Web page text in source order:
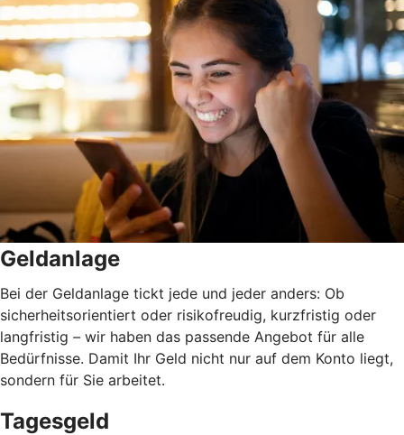
Geldanlage
Bei der Geldanlage tickt jede und jeder anders: Ob
sicherheitsorientiert oder risikofreudig, kurzfristig oder
langfristig – wir haben das passende Angebot für alle
Bedürfnisse. Damit Ihr Geld nicht nur auf dem Konto liegt,
sondern für Sie arbeitet.
Tagesgeld